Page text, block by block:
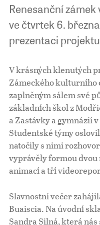
Renesanční
ve čtvrtek 6.
prezentaci
V krásných klenutých
Zámeckého
zaplněným sálem své
základních škol z
a Zastávky a gymnázií
Studentské týmy
natočily s nimi
vyprávěly formou
animací a tří
Slavnostní večer
Buaiscia. Na úvodní
Sandra Silná, která